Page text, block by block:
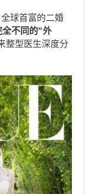
球首富的二婚
不同的“外
整型医生深度分